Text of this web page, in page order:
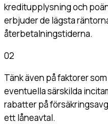
kreditupplysning och
erbjuder de lägsta
återbetalningstiderna.
02
Tänk även på faktorer
eventuella särskilda
rabatter på
ett låneavtal.